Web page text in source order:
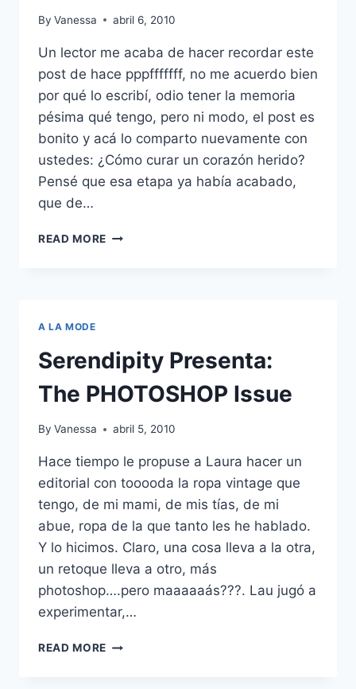
By Vanessa abril 6, 2010
Un lector me acaba de hacer recordar este
post de hace pppfffffff, no me acuerdo bien
por qué lo escribí, odio tener la memoria
pésima qué tengo, pero ni modo, el post es
bonito y acá lo comparto nuevamente con
ustedes: ¿Cómo curar un corazón herido?
Pensé que esa etapa ya había acabado,
que de…
READ MORE RECORDANDO…
A LA MODE
Serendipity Presenta:
The PHOTOSHOP Issue
By Vanessa abril 5, 2010
Hace tiempo le propuse a Laura hacer un
editorial con tooooda la ropa vintage que
tengo, de mi mami, de mis tías, de mi
abue, ropa de la que tanto les he hablado.
Y lo hicimos. Claro, una cosa lleva a la otra,
un retoque lleva a otro, más
photoshop….pero maaaaaás???. Lau jugó a
experimentar,…
READ MORE SERENDIPITY